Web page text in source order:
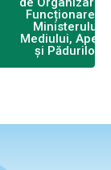
Funcționare al
Ministerului
Mediului,
și Pădurilor